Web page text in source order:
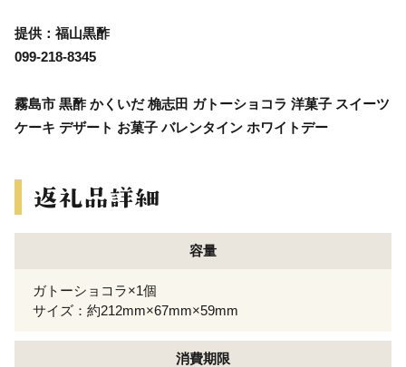
提供：福山黒酢
099-218-8345
霧島市 黒酢 かくいだ 桷志田 ガトーショコラ 洋菓子 スイーツ
ケーキ デザート お菓子 バレンタイン ホワイトデー
容量
ガトーショコラ×1個
サイズ：約212mm×67mm×59mm
消費期限